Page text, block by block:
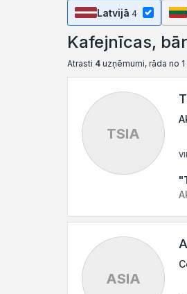
Latvijā 4
Kafejnīcas,
Atrasti 4 uzņēmumi, rāda no
TSIA
ASIA